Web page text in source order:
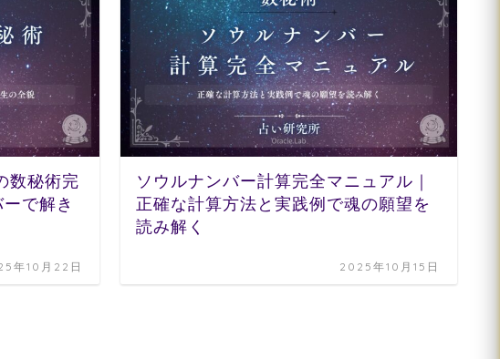
数秘術完
で解き
年10月22日
ソウルナンバー計算完全マニュアル｜
正確な計算方法と実践例で魂の願望を
読み解く
2025年10月15日